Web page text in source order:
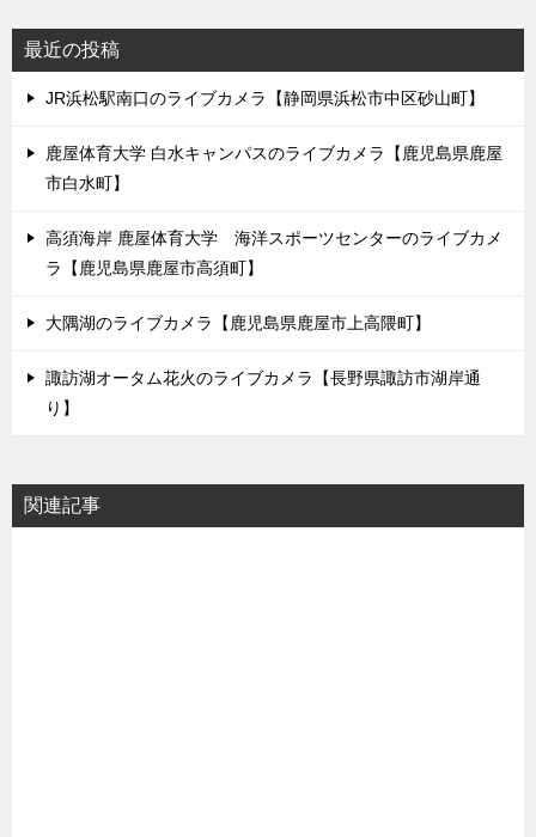
最近の投稿
JR浜松駅南口のライブカメラ【静岡県浜松市中区砂山町】
鹿屋体育大学 白水キャンパスのライブカメラ【鹿児島県鹿屋
市白水町】
高須海岸 鹿屋体育大学 海洋スポーツセンターのライブカメ
ラ【鹿児島県鹿屋市高須町】
大隅湖のライブカメラ【鹿児島県鹿屋市上高隈町】
諏訪湖オータム花火のライブカメラ【長野県諏訪市湖岸通
り】
関連記事